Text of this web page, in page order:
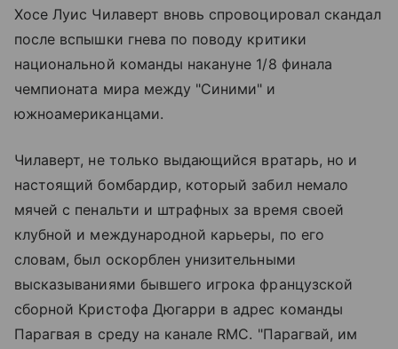
Хосе Луис Чилаверт вновь спровоцировал скандал
после вспышки гнева по поводу критики
национальной команды накануне 1/8 финала
чемпионата мира между "Синими" и
южноамериканцами.
Чилаверт, не только выдающийся вратарь, но и
настоящий бомбардир, который забил немало
мячей с пенальти и штрафных за время своей
клубной и международной карьеры, по его
словам, был оскорблен унизительными
высказываниями бывшего игрока французской
сборной Кристофа Дюгарри в адрес команды
Парагвая в среду на канале RMC. "Парагвай, им